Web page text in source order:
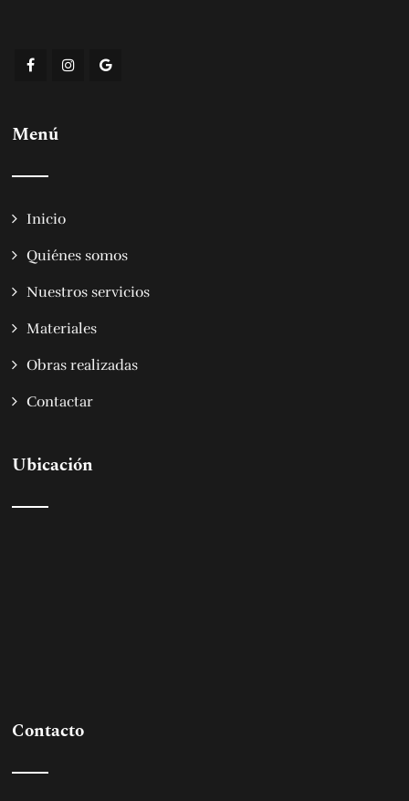
Menú
Inicio
Quiénes somos
Nuestros servicios
Materiales
Obras realizadas
Contactar
Ubicación
Contacto